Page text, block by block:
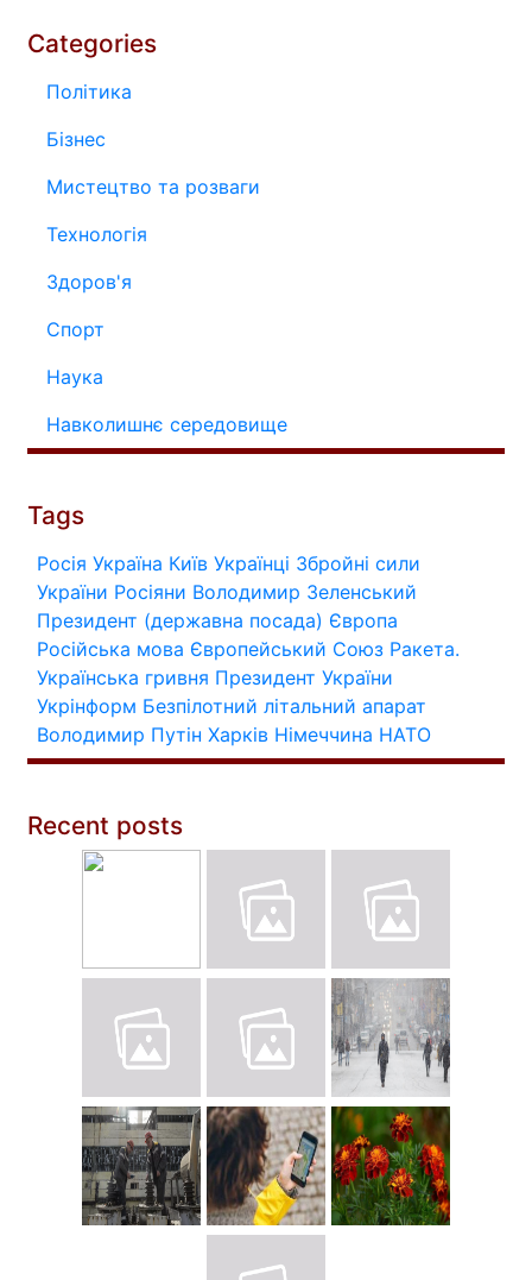
Categories
Політика
Бізнес
Мистецтво та розваги
Технологія
Здоров'я
Спорт
Наука
Навколишнє середовище
Tags
Росія Україна Київ Українці Збройні сили
України Росіяни Володимир Зеленський
Президент (державна посада) Європа
Російська мова Європейський Союз Ракета.
Українська гривня Президент України
Укрінформ Безпілотний літальний апарат
Володимир Путін Харків Німеччина НАТО
Recent posts